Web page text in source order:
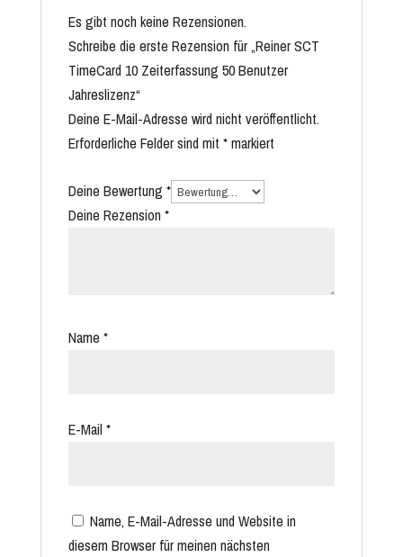
Es gibt noch keine Rezensionen.
Schreibe die erste Rezension für „Reiner SCT
TimeCard 10 Zeiterfassung 50 Benutzer
Jahreslizenz“
Deine E-Mail-Adresse wird nicht veröffentlicht.
Erforderliche Felder sind mit *markiert
Deine Bewertung *
Deine Rezension *
Name *
E-Mail *
Name, E-Mail-Adresse und Website in
diesem Browser für meinen nächsten